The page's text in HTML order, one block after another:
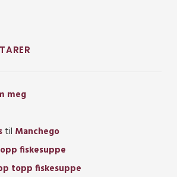
meg
til Manchego
fiskesuppe
topp fiskesuppe